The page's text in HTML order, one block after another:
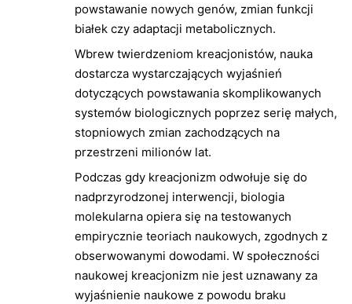
powstawanie nowych genów, zmian funkcji
białek czy adaptacji metabolicznych.
Wbrew twierdzeniom kreacjonistów, nauka
dostarcza wystarczających wyjaśnień
dotyczących powstawania skomplikowanych
systemów biologicznych poprzez serię małych,
stopniowych zmian zachodzących na
przestrzeni milionów lat.
Podczas gdy kreacjonizm odwołuje się do
nadprzyrodzonej interwencji, biologia
molekularna opiera się na testowanych
empirycznie teoriach naukowych, zgodnych z
obserwowanymi dowodami. W społeczności
naukowej kreacjonizm nie jest uznawany za
wyjaśnienie naukowe z powodu braku